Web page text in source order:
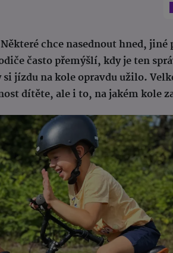
chce nasednout hned, jiné
často přemýšlí, kdy je ten
jízdu na kole opravdu užilo.
dítěte, ale i to, na jakém kole